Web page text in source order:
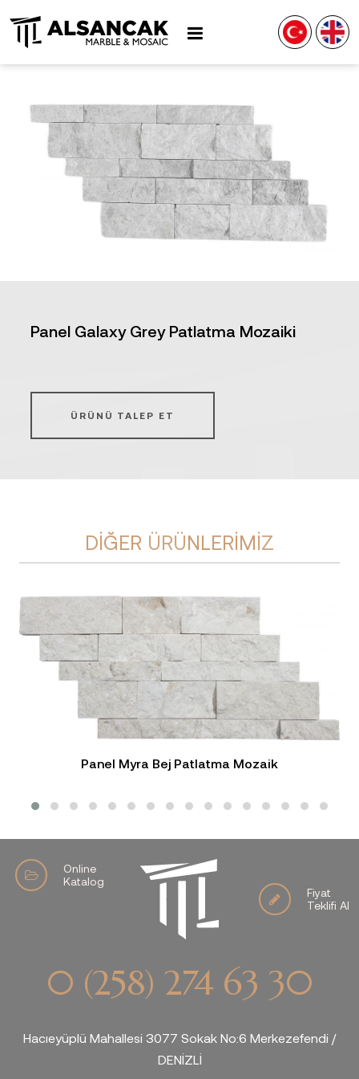
Panel Galaxy Grey Patlatma Mozaiki
ÜRÜNÜ TALEP ET
DIĞER ÜRÜNLERIMIZ
Panel Myra Bej Patlatma Mozaik
Online
Katalog
Fiyat
Teklifi Al
0 (258) 274 63 30
Hacıeyüplü Mahallesi 3077 Sokak No:6 Merkezefendi /
DENİZLİ